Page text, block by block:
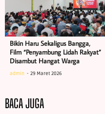
Bikin Haru Sekaligus Bangga,
Film “Penyambung Lidah Rakyat”
Disambut Hangat Warga
admin 29 Maret 2026
BACA JUGA